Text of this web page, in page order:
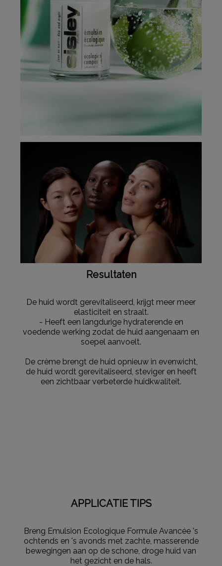
Resultaten
De huid wordt gerevitaliseerd, krijgt meer meer
elasticiteit en straalt.
- Heeft een langdurige hydraterende en
voedende werking zodat de huid aangenaam en
soepel aanvoelt.
De crème brengt de huid opnieuw in evenwicht,
de huid wordt gerevitaliseerd, steviger en heeft
een zichtbaar verbeterde huidkwaliteit.
APPLICATIE TIPS
Breng Emulsion Ecologique Formule Avancée 's
ochtends en 's avonds met zachte, masserende
bewegingen aan op de schone, droge huid van
het gezicht en de hals.